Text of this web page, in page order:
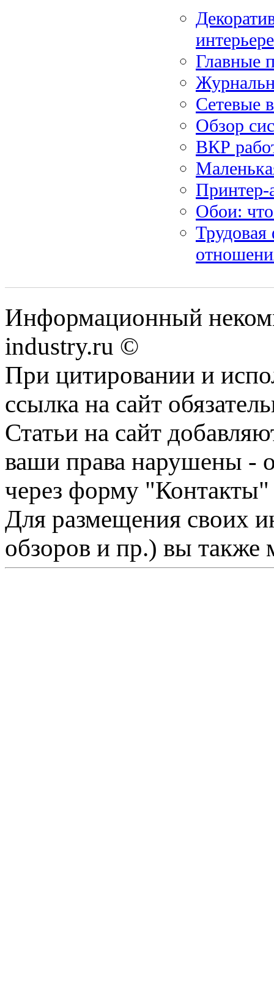
Главные
Сетевые
Обзор
ВКР
Принтер-
Обои:
Трудовая
Информационный
industry.ru ©
При цитировании и
ссылка на сайт
Статьи на сайт
ваши права нарушены -
через форму "Контакты"
Для размещения своих
обзоров и пр.) вы также